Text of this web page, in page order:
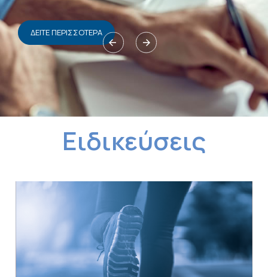
ΔΕΙΤΕ ΠΕΡΙΣΣΟΤΕΡΑ
Ειδικεύσεις